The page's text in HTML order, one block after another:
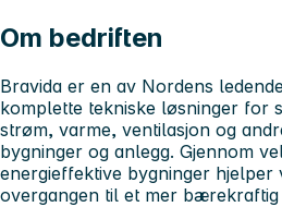
Om bedriften
Bravida er en av Nordens
komplette tekniske løsninger for
strøm, varme, ventilasjon og
bygninger og anlegg. Gjennom
energieffektive bygninger hjelper
overgangen til et mer bærekraftig